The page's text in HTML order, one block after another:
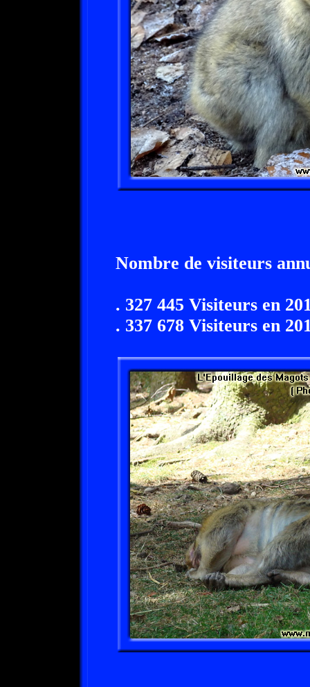
Nombre de visiteurs
. 327 445 Visiteurs en
. 337 678 Visiteurs en